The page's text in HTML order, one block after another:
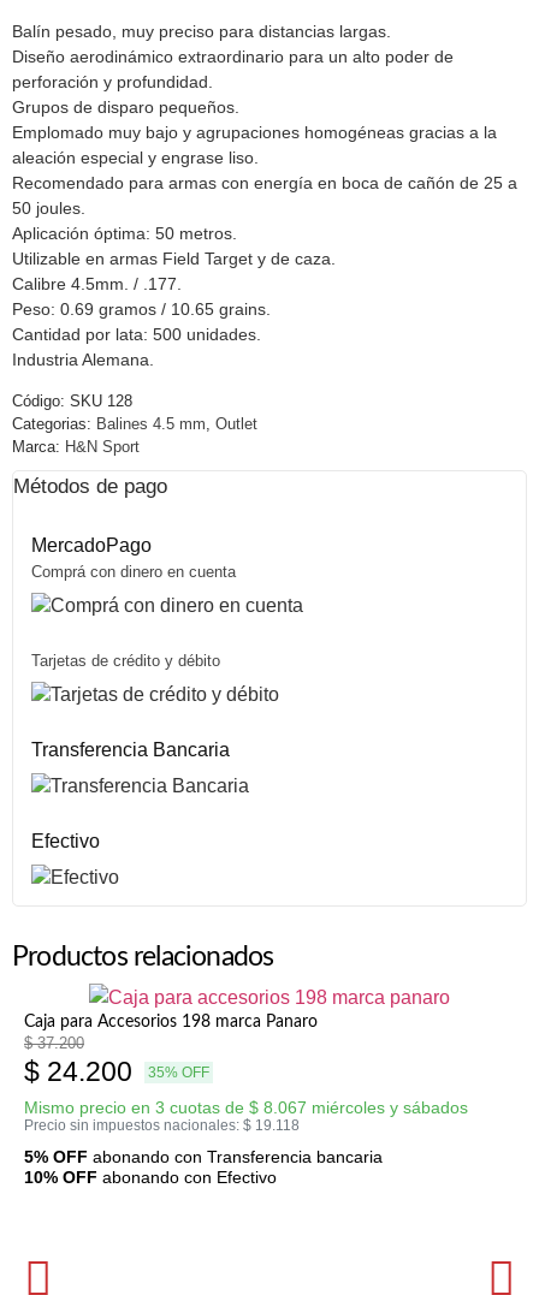
Balín pesado, muy preciso para distancias largas.
Diseño aerodinámico extraordinario para un alto poder de
perforación y profundidad.
Grupos de disparo pequeños.
Emplomado muy bajo y agrupaciones homogéneas gracias a la
aleación especial y engrase liso.
Recomendado para armas con energía en boca de cañón de 25 a
50 joules.
Aplicación óptima: 50 metros.
Utilizable en armas Field Target y de caza.
Calibre 4.5mm. / .177.
Peso: 0.69 gramos / 10.65 grains.
Cantidad por lata: 500 unidades.
Industria Alemana.
Código: SKU 128
Categorias: Balines 4.5 mm Outlet
Marca: H&N Sport
Métodos de pago
MercadoPago
Comprá con dinero en cuenta
Tarjetas de crédito y débito
Transferencia Bancaria
Efectivo
Productos relacionados
Caja para Accesorios 198 marca Panaro
$37.200
$ 24.200 35% OFF
Mismo precio en 3 cuotas de $ 8.067 miércoles y sábados
Precio sin impuestos nacionales: $ 19.118
5% OFF abonando con Transferencia bancaria
10% OFF abonando con Efectivo